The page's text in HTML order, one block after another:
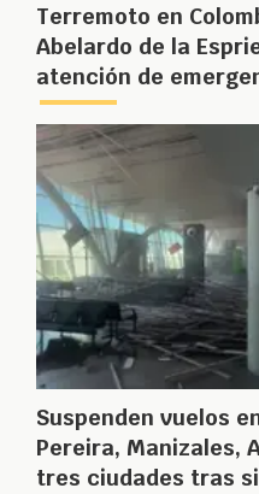
Terremoto en
Abelardo de la
atención de
Suspenden vuelos
Pereira, Manizales,
tres ciudades tras